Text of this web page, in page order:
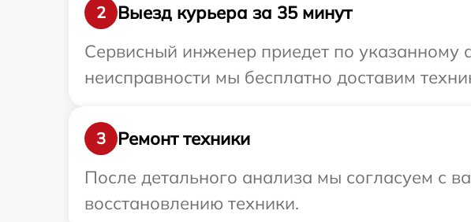
2
Выезд курьера за 35 минут
Сервисный инженер приедет по указанному
неисправности мы бесплатно доставим
3
Ремонт техники
После детального анализа мы согласуем с
восстановлению техники.